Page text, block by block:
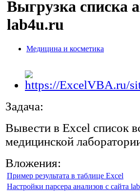
Выгрузка списка
lab4u.ru
Медицина и косметика
Задача:
Вывести в Excel список
медицинской
Вложения:
Пример результата в таблице Excel
Настройки парсера анализов с сайта